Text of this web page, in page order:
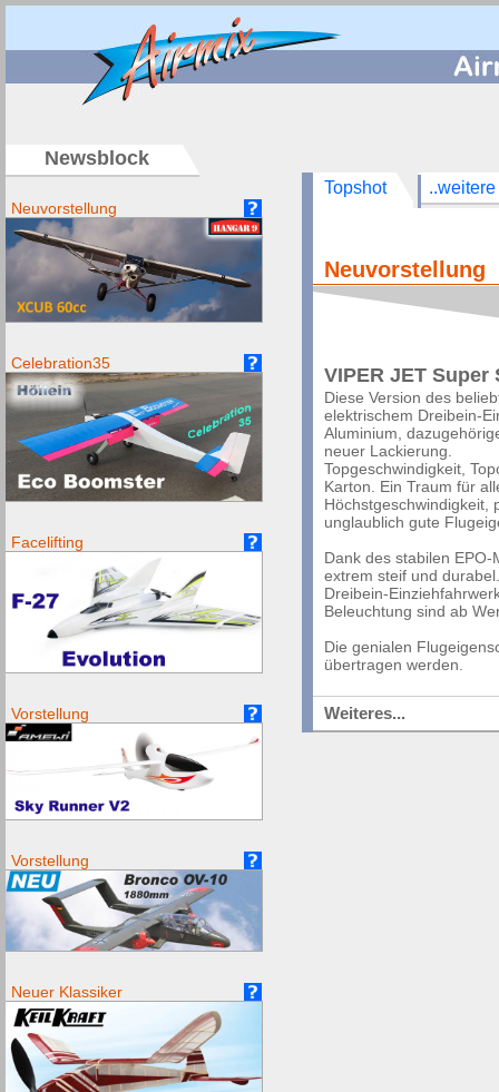
Newsblock
Neuvorstellung
Celebration35
Facelifting
Vorstellung
Vorstellung
Neuer Klassiker
Topshot ..weitere
Neuvorstellung
VIPER JET Super
Diese Version des
elektrischem Dreibein-
Aluminium,
neuer Lackierung.
Topgeschwindigkeit,
Karton. Ein Traum für
Höchstgeschwindigkeit,
unglaublich gute
Dank des stabilen
extrem steif und
Dreibein-
Beleuchtung sind ab
Die genialen
übertragen werden.
Weiteres...